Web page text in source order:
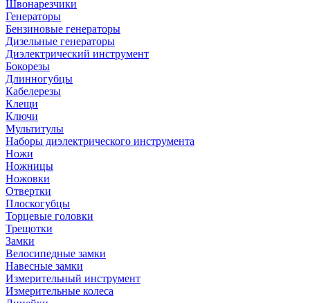
Швонарезчики
Генераторы
Бензиновые генераторы
Дизельные генераторы
Диэлектрический инструмент
Бокорезы
Длинногубцы
Кабелерезы
Клещи
Ключи
Мультитулы
Наборы диэлектрического инструмента
Ножи
Ножницы
Ножовки
Отвертки
Плоскогубцы
Торцевые головки
Трещотки
Замки
Велосипедные замки
Навесные замки
Измерительный инструмент
Измерительные колеса